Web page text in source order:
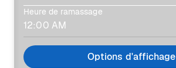
Heure de ramassage
Options d'affichage